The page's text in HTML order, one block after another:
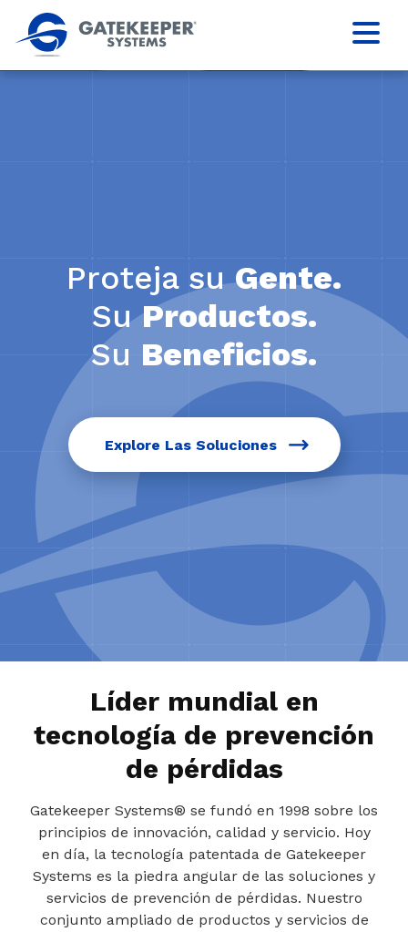
Proteja suGente.
SuProductos.
Su Beneficios.
Explore Las Soluciones
Líder mundial en
tecnología de prevención
de pérdidas
Gatekeeper Systems® se fundó en 1998 sobre los
principios de innovación, calidad y servicio. Hoy
en día, la tecnología patentada de Gatekeeper
Systems es la piedra angular de las soluciones y
servicios de prevención de pérdidas. Nuestro
conjunto ampliado de productos y servicios de